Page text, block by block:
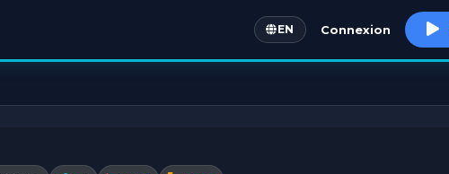
EN
English Connexion